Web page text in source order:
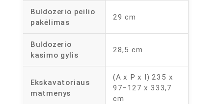
Buldozerio peilio
pakėlimas
29 cm
Buldozerio
kasimo gylis
28,5 cm
Ekskavatoriaus
matmenys
(A x P x I) 235 x
97–127 x 333,7
cm